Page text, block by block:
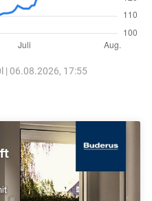
| 06.08.2026, 17:55